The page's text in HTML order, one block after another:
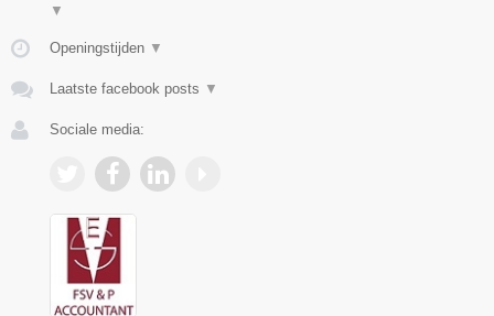
▼
Openingstijden ▼
Laatste facebook posts ▼
Sociale media: